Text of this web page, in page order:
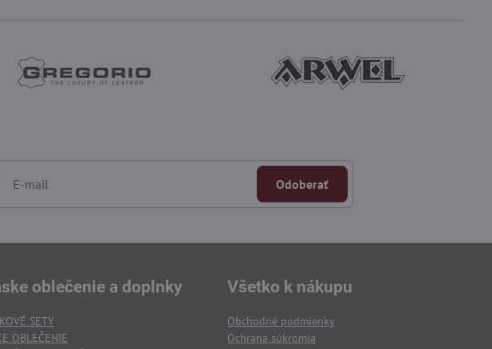
Odoberať
oblečenie a doplnky
SETY
OBLEČENIE
Všetko k nákupu
Obchodné podmienky
Ochrana súkromia